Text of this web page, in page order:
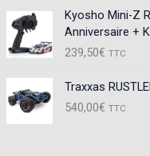
Kyosho Mini-Z
Anniversaire +
239,50€ TTC
Traxxas
540,00€ TTC